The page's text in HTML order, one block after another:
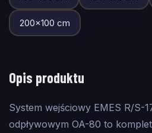
200×100 cm
Opis produktu
System wejściowy EMES R/S-
odpływowym OA-80 to